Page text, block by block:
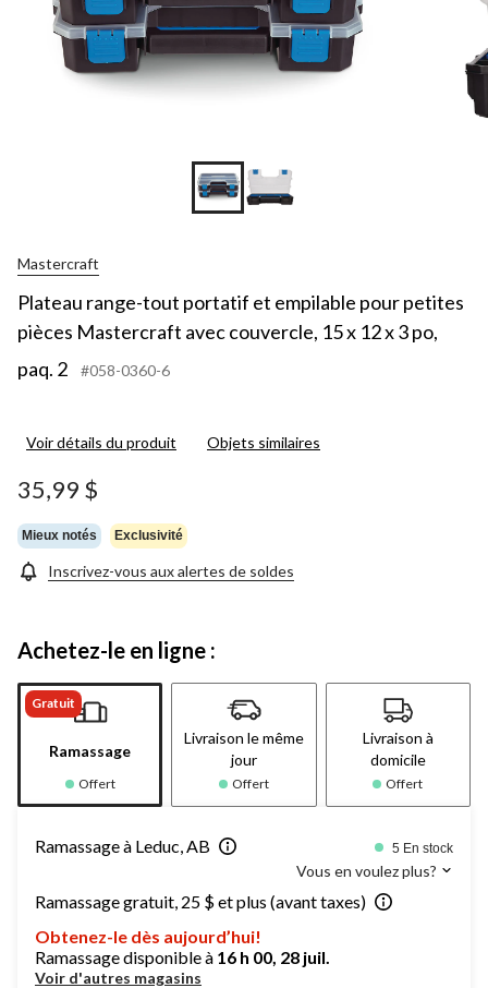
Mastercraft
Plateau range-tout portatif et empilable pour petites
pièces Mastercraft avec couvercle, 15 x 12 x 3 po,
paq. 2
#058-0360-6
Voir détails du produit Objets similaires
35,99 $
Mieux notés Exclusivité
Inscrivez-vous aux alertes de soldes
Achetez-le en ligne :
Gratuit
Ramassage
Offert
Livraison le même
jour
Offert
Livraison à
domicile
Offert
Ramassage à Leduc, AB 5 En stock
Vous en voulez plus?
Ramassage gratuit, 25 $ et plus (avant taxes)
Obtenez-le dès aujourd’hui!
Ramassage disponible à 16 h 00, 28 juil.
Voir d'autres magasins